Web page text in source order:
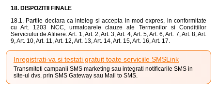
18. DISPOZITII FINALE
18.1. Partile declara ca inteleg si accepta in mod expres, in conformitate
cu Art. 1203 NCC, urmatoarele clauze ale Termenilor si Conditiilor
Serviciului de Afiliere: Art. 1, Art. 2, Art. 3, Art. 4, Art. 5, Art. 6, Art. 7, Art. 8, Art.
9, Art. 10, Art. 11, Art. 12, Art. 13, Art. 14, Art. 15, Art. 16, Art. 17.
Inregistrati-va si testati gratuit toate serviciile SMSLink
Transmiteti campanii SMS marketing sau integrati notificarile SMS in
site-ul dvs. prin SMS Gateway sau Mail to SMS.